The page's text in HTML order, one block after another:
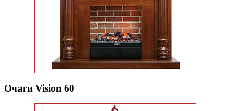
Очаги Vision 60